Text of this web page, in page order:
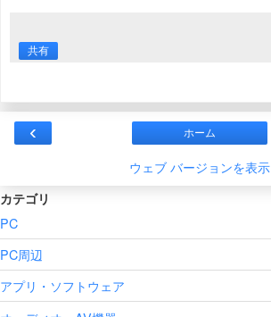
共有
‹ ホーム
ウェブ バージョンを表示
カテゴリ
PC
PC周辺
アプリ・ソフトウェア